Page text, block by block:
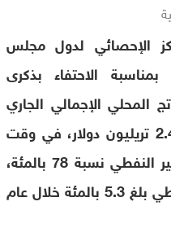
الإحصائي لدول مجلس
بمناسبة الاحتفاء بذكرى
أن الناتج المحلي الإجمالي الجاري
لدول مجلس التعاون بلغ نحو 2.4 تريليون دولار، في وقت
تجاوزت فيه مساهمة القطاع غير النفطي نسبة 78 بالمئة،
مع تحقيق نمو للقطاع غير النفطي بلغ 5.3 بالمئة خلال عام